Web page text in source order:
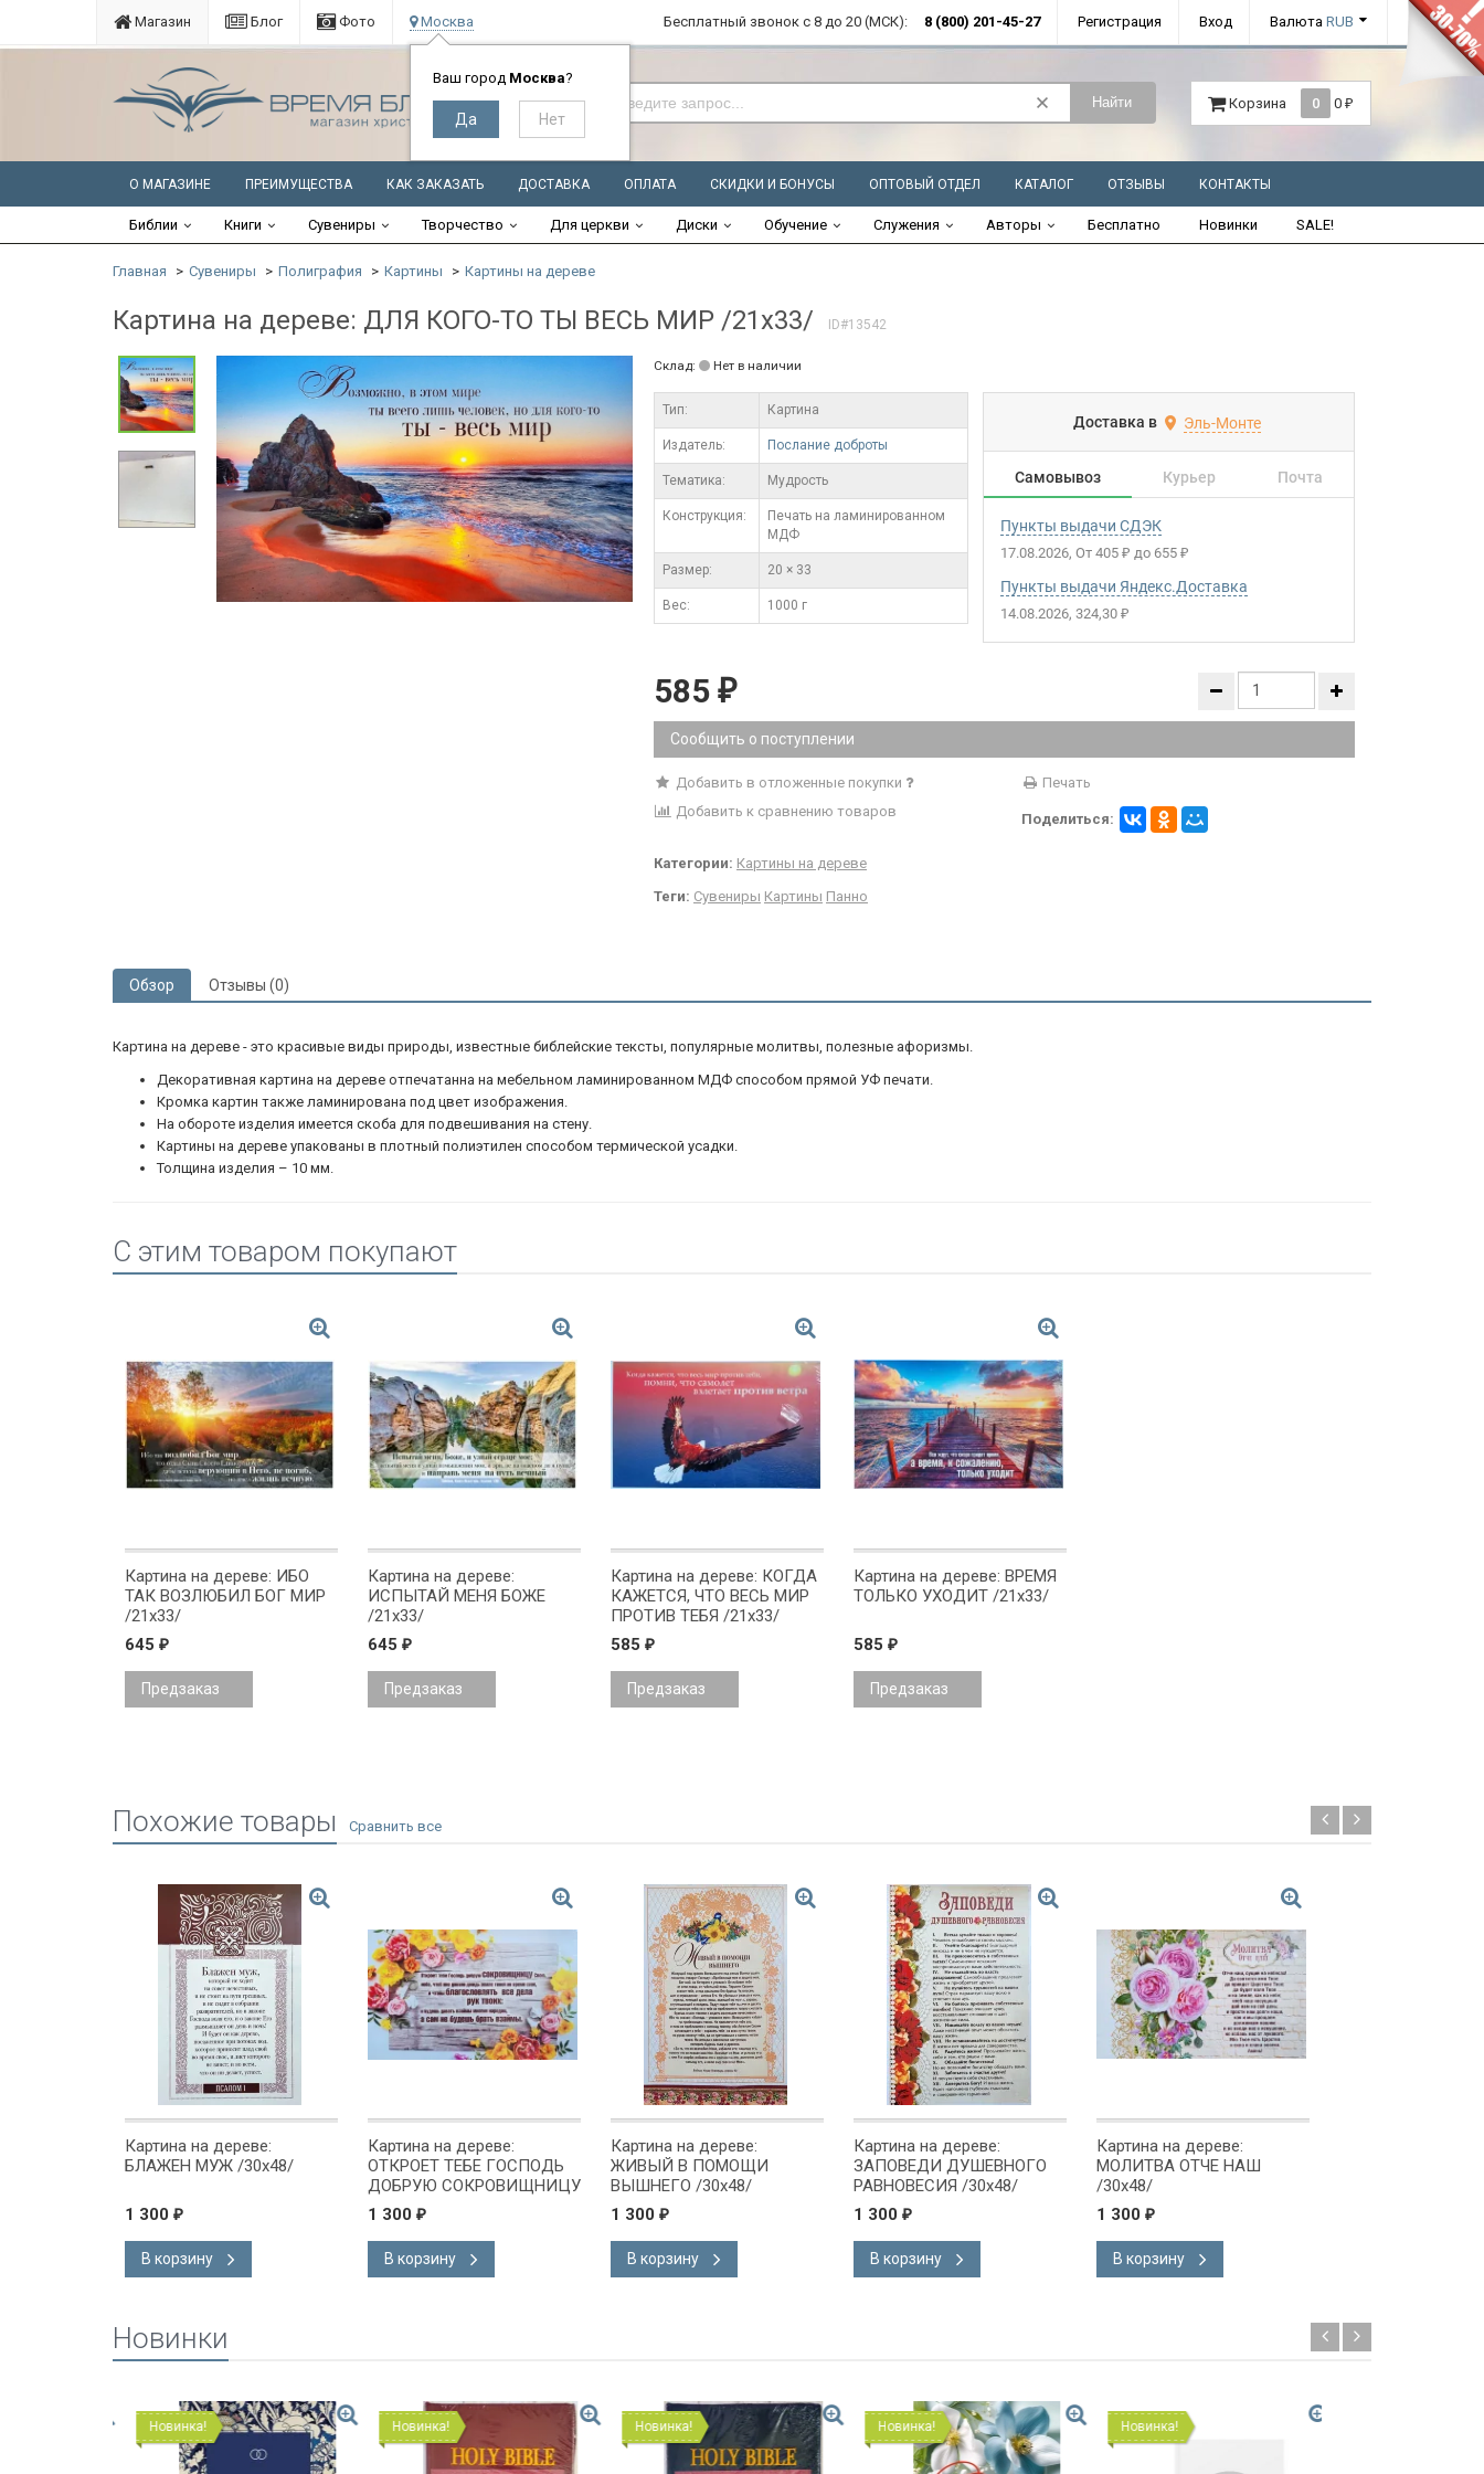
Магазин Блог Фото Москва
Ваш город Москва?
Бесплатный звонок с 8 до 20 (МСК): 8 (800) 201-45-27 Регистрация Вход Валюта RUB
Найти Корзина 0 0 ₽
О МАГАЗИНЕ ПРЕИМУЩЕСТВА КАК ЗАКАЗАТЬ ДОСТАВКА ОПЛАТА СКИДКИ И БОНУСЫ ОПТОВЫЙ ОТДЕЛ КАТАЛОГ ОТЗЫВЫ КОНТАКТЫ
Библии Книги Сувениры Творчество Для церкви Диски Обучение Служения Авторы Бесплатно Новинки SALE!
Главная Сувениры Полиграфия Картины Картины на дереве
Картина на дереве: ДЛЯ КОГО-ТО ТЫ ВЕСЬ МИР /21х33/ ID#13542
Склад: Нет в наличии
Тип: Картина
Издатель: Послание доброты
Тематика: Мудрость
Конструкция:
Печать на ламинированном
МДФ
Размер: 20 × 33
Вес: 1000 г
Доставка в Эль-Монте
Самовывоз Курьер Почта
Пункты выдачи СДЭК
17.08.2026 От 405₽ до 655₽
Пункты выдачи Яндекс.Доставка
14.08.2026 324,30₽
585 ₽
Сообщить о поступлении
Добавить в отложенные покупки
Печать
Добавить к сравнению товаров
Поделиться:
Категории: Картины на дереве
Теги: Сувениры Картины Панно
Обзор Отзывы (0)
Картина на дереве - это красивые виды природы, известные библейские тексты, популярные молитвы, полезные афоризмы.
Декоративная картина на дереве отпечатанна на мебельном ламинированном МДФ способом прямой УФ печати.
Кромка картин также ламинирована под цвет изображения.
На обороте изделия имеется скоба для подвешивания на стену.
Картины на дереве упакованы в плотный полиэтилен способом термической усадки.
Толщина изделия – 10 мм.
C этим товаром покупают
Картина на дереве: ИБО
ТАК ВОЗЛЮБИЛ БОГ МИР
/21х33/
645 ₽
Предзаказ
Картина на дереве:
ИСПЫТАЙ МЕНЯ БОЖЕ
/21х33/
645 ₽
Предзаказ
Картина на дереве: КОГДА
КАЖЕТСЯ, ЧТО ВЕСЬ МИР
ПРОТИВ ТЕБЯ /21х33/
585 ₽
Предзаказ
Картина на дереве: ВРЕМЯ
ТОЛЬКО УХОДИТ /21х33/
585 ₽
Предзаказ
Похожие товары
Картина на дереве:
БЛАЖЕН МУЖ /30х48/
1 300 ₽
В корзину
Картина на дереве:
ОТКРОЕТ ТЕБЕ ГОСПОДЬ
ДОБРУЮ СОКРОВИЩНИЦУ
СВОЮ /30х48/
1 300 ₽
В корзину
Картина на дереве:
ЖИВЫЙ В ПОМОЩИ
ВЫШНЕГО /30х48/
1 300 ₽
В корзину
Картина на дереве:
ЗАПОВЕДИ ДУШЕВНОГО
РАВНОВЕСИЯ /30х48/
1 300 ₽
В корзину
Картина на дереве:
МОЛИТВА ОТЧЕ НАШ
/30х48/
1 300 ₽
В корзину
Новинки
Новинка! Новинка! Новинка! Новинка! Новинка!